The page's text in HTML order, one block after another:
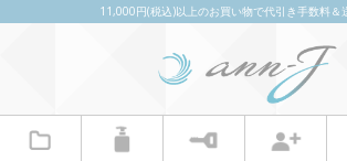
11,000円(税込)以上のお買い物で代引き手数料＆